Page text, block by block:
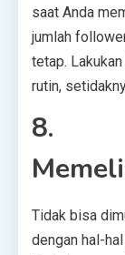
saat Anda
jumlah
tetap.
rutin,
8.
Tidak bisa
dengan hal-